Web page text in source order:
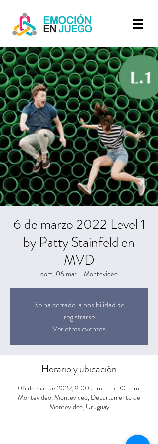
6 de marzo 2022 Level 1
by Patty Stainfeld en
MVD
dom, 06 mar
  |
Montevideo
Se ha cerrado la posibilidad de
registrarse
Ver otros eventos
Horario y ubicación
06 de mar de 2022, 9:00 a. m. – 5:00 p. m.
Montevideo, Montevideo, Departamento de
Montevideo, Uruguay